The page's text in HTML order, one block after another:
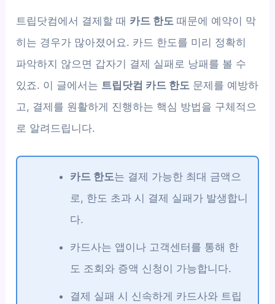
트립닷컴에서 결제할 때 카드 한도 때문에 예약이 막
히는 경우가 많아졌어요. 카드 한도를 미리 정확히
파악하지 않으면 갑자기 결제 실패로 낭패를 볼 수
있죠. 이 글에서는 트립닷컴 카드 한도 문제를 예방하
고, 결제를 원활하게 진행하는 핵심 방법을 구체적으
로 알려드립니다.
카드 한도는 결제 가능한 최대 금액으
로, 한도 초과 시 결제 실패가 발생합니
다.
카드사는 앱이나 고객센터를 통해 한
도 조회와 증액 신청이 가능합니다.
결제 실패 시 신속하게 카드사와 트립